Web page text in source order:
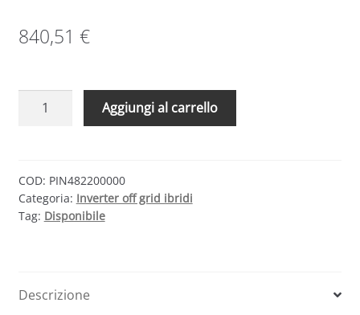
840,51 €
VICTRON
48/2000
–
INVERTER
48V
Aggiungi al carrello
COD: PIN482200000
Categoria: Inverter off grid ibridi
Tag: Disponibile
Descrizione